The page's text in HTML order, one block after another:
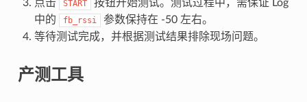
点击
START
按钮开始测试。测试过程中，需保证 Log
中的
fb_rssi
参数保持在 -50 左右。
等待测试完成，并根据测试结果排除现场问题。
产测工具